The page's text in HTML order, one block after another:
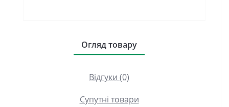
Огляд товару
Відгуки (0)
Супутні товари